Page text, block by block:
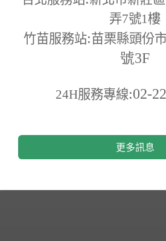
弄7號1樓
竹苗服務站:苗栗縣頭份
號3F
24H服務專線:02-
更多訊息